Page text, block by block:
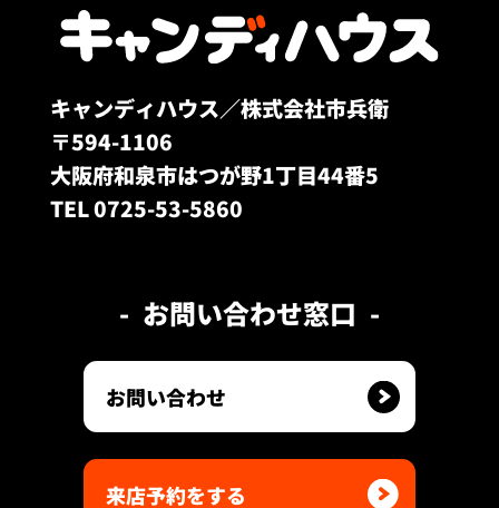
キャンディハウス／株式会社市兵衛
〒594-1106
大阪府和泉市はつが野1丁目44番5
TEL 0725-53-5860
お問い合わせ窓口
お問い合わせ
来店予約をする